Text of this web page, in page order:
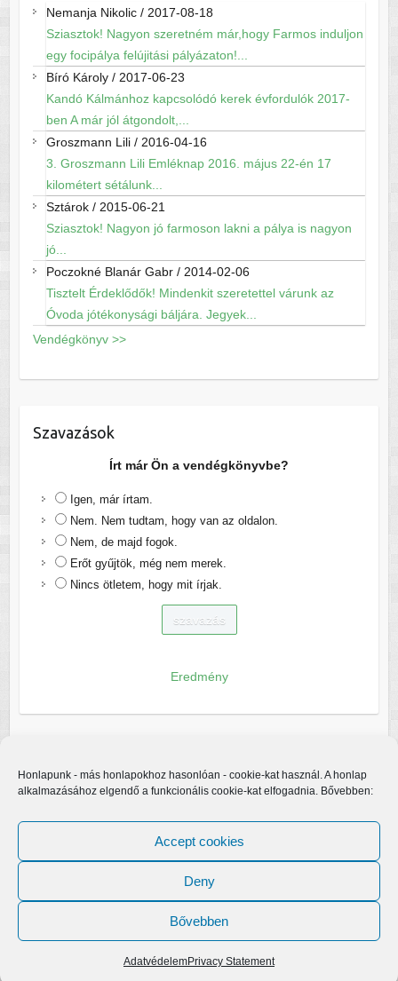
Honlapunk - más honlapokhoz hasonlóan - cookie-kat használ. A honlap
alkalmazásához elgendő a funkcionális cookie-kat elfogadnia. Bővebben:
Accept cookies
Deny
Bővebben
AdatvédelemPrivacy Statement
Nemanja Nikolic/ 2017-08-18
Sziasztok! Nagyon szeretném már,hogy Farmos induljon
egy focipálya felújitási pályázaton!...
Bíró Károly/ 2017-06-23
Kandó Kálmánhoz kapcsolódó kerek évfordulók 2017-
ben A már jól átgondolt,...
Groszmann Lili/ 2016-04-16
3. Groszmann Lili Emléknap 2016. május 22-én 17
kilométert sétálunk...
Sztárok/ 2015-06-21
Sziasztok! Nagyon jó farmoson lakni a pálya is nagyon
jó...
Poczokné Blanár Gabr/ 2014-02-06
Tisztelt Érdeklődők! Mindenkit szeretettel várunk az
Óvoda jótékonysági báljára. Jegyek...
Vendégkönyv >>
Szavazások
Írt már Ön a vendégkönyvbe?
Igen, már írtam.
Nem. Nem tudtam, hogy van az oldalon.
Nem, de majd fogok.
Erőt gyűjtök, még nem merek.
Nincs ötletem, hogy mit írjak.
Eredmény
Egerfarmos.hu. A sablont készítette:
WordPress